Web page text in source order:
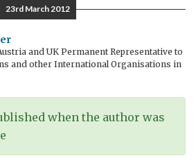
23rd March 2012
and UK Permanent Representative to
and other International Organisations in
when the author was